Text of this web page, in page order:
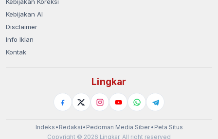
Kebijakan Koreksi
Kebijakan AI
Disclaimer
Info Iklan
Kontak
Lingkar
Indeks • Redaksi • Pedoman Media Siber• Peta Situs
Copyright © 2026 Lingkar. All right reserved